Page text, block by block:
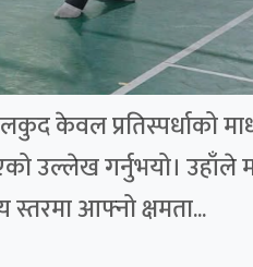
केवल प्रतिस्पर्धाको
उल्लेख गर्नुभयो। उहाँले
स्तरमा आफ्नो क्षमता...